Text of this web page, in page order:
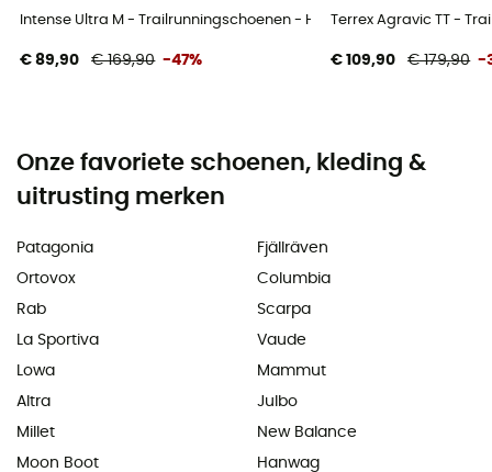
Intense Ultra M - Trailrunningschoenen - Heren
€ 89,90 € 169,90 -47%
Terrex Agravic TT -
€ 109,90 € 179,90 -
Onze favoriete schoenen, kleding &
uitrusting merken
Patagonia
Ortovox
Rab
La Sportiva
Lowa
Altra
Millet
Moon Boot
Fjällräven
Columbia
Scarpa
Vaude
Mammut
Julbo
New Balance
Hanwag